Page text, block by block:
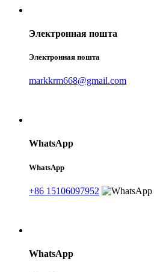
Электронная пошта
Электронная пошта
markkrm668@gmail.com
WhatsApp
WhatsApp
+86 15106097952
WhatsApp